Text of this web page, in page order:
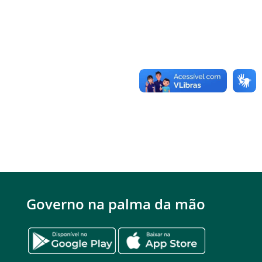
Governo na palma da mão